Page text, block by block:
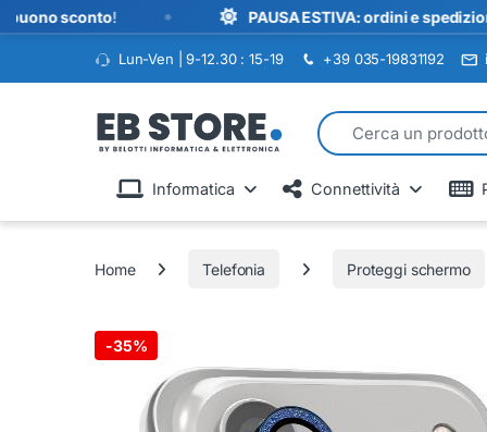
sconto! • PAUSA ESTIVA: ordini e spedizioni
Lun-Ven | 9-12.30 : 15-19 +39 035-19831192
Search for:
Informatica Connettività
Home Telefonia Proteggi schermo
-35%